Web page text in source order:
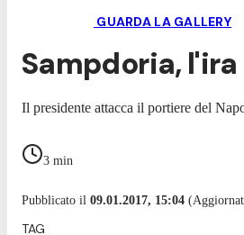
GUARDA LA GALLERY
Sampdoria,
Il presidente attacca il portiere del
3 min
Pubblicato il 09.01.2017, 15:04